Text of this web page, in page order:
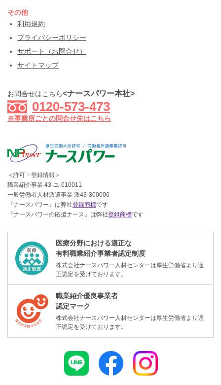
その他
利用規約
プライバシーポリシー
サポート（お問合せ）
サイトマップ
お問合せはこちら<ナースパワー本社>
0120-573-473
※事業所ごとの問合せ先はこちら
＜許可・登録情報＞
職業紹介事業 43-ユ-010011
一般労働者人材派遣事業 派43-300006
『ナースパワー』は弊社登録商標です
『ナースパワーの応援ナース』は弊社登録商標です
医療分野における適正な
有料職業紹介事業者認定制度
株式会社ナースパワー人材センターは厚生労働省より適
正認定を受けております。
職業紹介優良事業者
認定マーク
株式会社ナースパワー人材センターは厚生労働省より適
正認定を受けております。